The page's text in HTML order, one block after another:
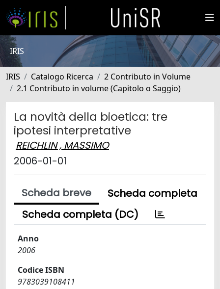
IRIS
IRIS Catalogo Ricerca
2 Contributo in Volume
2.1 Contributo in volume (Capitolo o Saggio)
La novità della bioetica: tre
ipotesi interpretative
REICHLIN , MASSIMO
2006-01-01
Scheda breve
Scheda completa
Scheda completa (DC)
Anno
2006
Codice ISBN
9783039108411